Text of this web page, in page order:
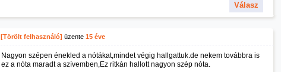
Válasz
[Törölt felhasználó] üzente 15 éve
Nagyon szépen énekled a nótákat,mindet végig hallgattuk.de nekem továbbra is
ez a nóta maradt a szívemben,Ez ritkán hallott nagyon szép nóta.